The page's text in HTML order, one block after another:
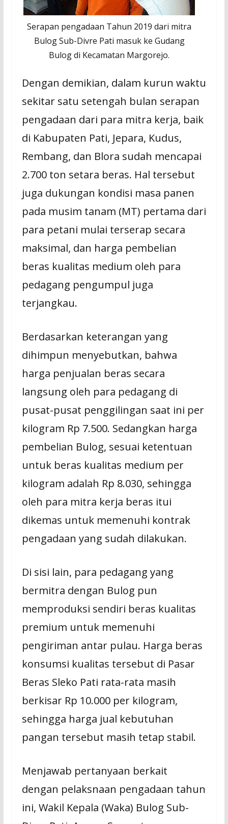
Serapan pengadaan Tahun 2019 dari mitra
Bulog Sub-Divre Pati masuk ke Gudang
Bulog di Kecamatan Margorejo.
Dengan demikian, dalam kurun waktu
sekitar satu setengah bulan serapan
pengadaan dari para mitra kerja, baik
di Kabupaten Pati, Jepara, Kudus,
Rembang, dan Blora sudah mencapai
2.700 ton setara beras. Hal tersebut
juga dukungan kondisi masa panen
pada musim tanam (MT) pertama dari
para petani mulai terserap secara
maksimal, dan harga pembelian
beras kualitas medium oleh para
pedagang pengumpul juga
terjangkau.
Berdasarkan keterangan yang
dihimpun menyebutkan, bahwa
harga penjualan beras secara
langsung oleh para pedagang di
pusat-pusat penggilingan saat ini per
kilogram Rp 7.500. Sedangkan harga
pembelian Bulog, sesuai ketentuan
untuk beras kualitas medium per
kilogram adalah Rp 8.030, sehingga
oleh para mitra kerja beras itui
dikemas untuk memenuhi kontrak
pengadaan yang sudah dilakukan.
Di sisi lain, para pedagang yang
bermitra dengan Bulog pun
memproduksi sendiri beras kualitas
premium untuk memenuhi
pengiriman antar pulau. Harga beras
konsumsi kualitas tersebut di Pasar
Beras Sleko Pati rata-rata masih
berkisar Rp 10.000 per kilogram,
sehingga harga jual kebutuhan
pangan tersebut masih tetap stabil.
Menjawab pertanyaan berkait
dengan pelaksnaan pengadaan tahun
ini, Wakil Kepala (Waka) Bulog Sub-